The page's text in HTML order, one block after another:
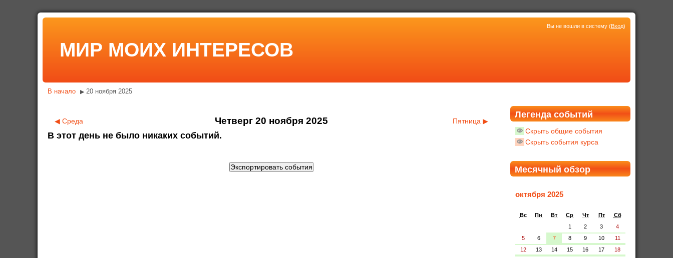
МИР МОИХ ИНТЕРЕСОВ
Вы не вошли в систему (Вход)
В начало ▶ 20 ноября 2025
◀ Среда Четверг 20 ноября 2025 Пятница ▶
В этот день не было никаких событий.
Легенда событий
Скрыть общие события
Скрыть события курса
Месячный обзор
октября 2025
Вс Пн Вт Ср Чт Пт
Сб
1
2 3
4
5
6 7 8 9 10
11
12
13 14 15 16 17
18